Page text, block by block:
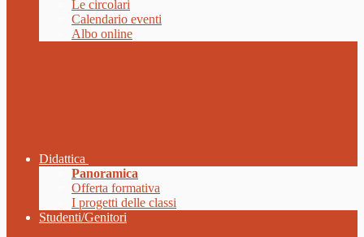
Le circolari
Calendario eventi
Albo online
Didattica
Panoramica
Offerta formativa
I progetti delle classi
Studenti/Genitori